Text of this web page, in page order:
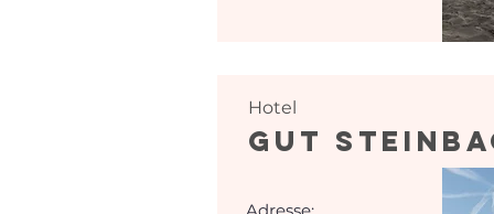
Hotel
Gut